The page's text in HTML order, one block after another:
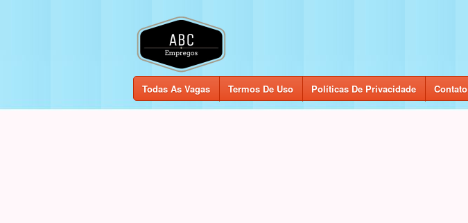
Todas As Vagas Termos De Uso Políticas De Privacidade Contato